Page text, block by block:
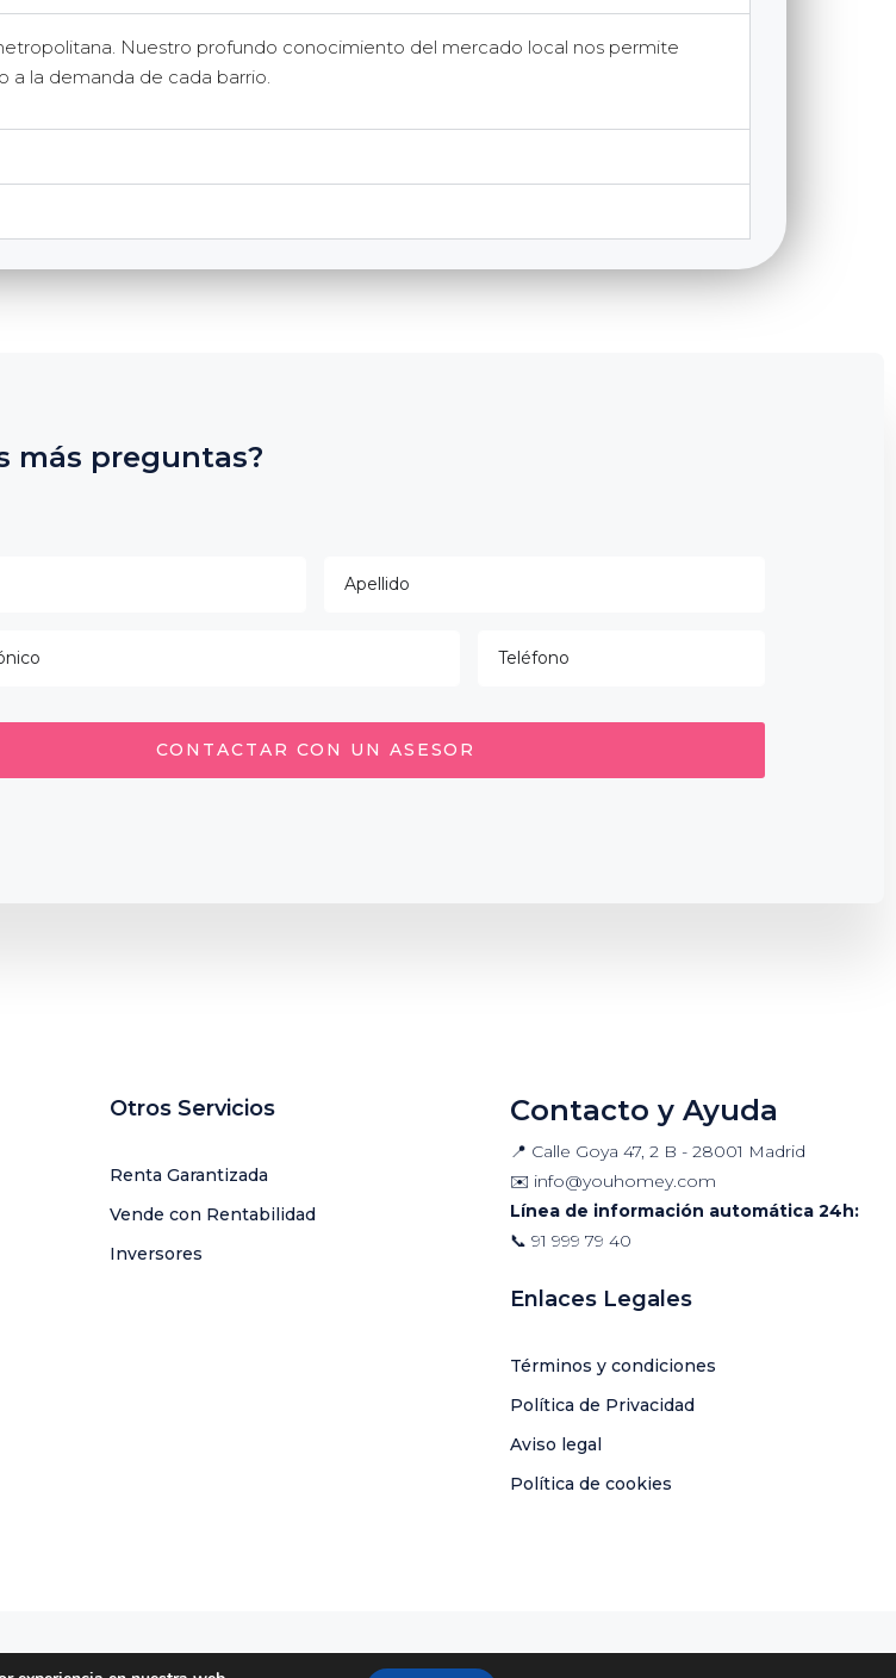
Nuestro profundo conocimiento del mercado local nos permite
a la demanda de cada barrio.
más preguntas?
CONTACTAR CON UN ASESOR
Otros Servicios
Renta Garantizada
Vende con Rentabilidad
Inversores
Contacto y Ayuda
📍 Calle Goya 47, 2 B - 28001 Madrid
✉️ info@youhomey.com
Línea de información automática 24h:
📞 91 999 79 40
Enlaces Legales
Términos y condiciones
Política de Privacidad
Aviso legal
Política de cookies